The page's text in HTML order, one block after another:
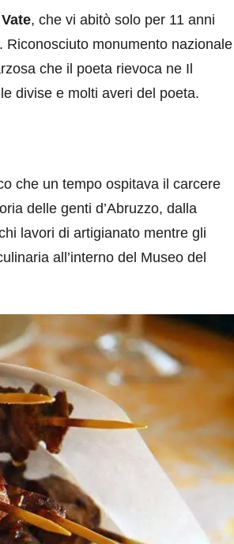
, che vi abitò solo per 11 anni
monumento nazionale
che il poeta rievoca ne Il
divise e molti averi del poeta.
che un tempo ospitava il carcere
delle genti d’Abruzzo, dalla
lavori di artigianato mentre gli
all’interno del Museo del